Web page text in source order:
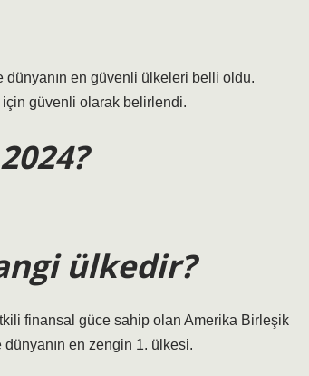
dünyanın en güvenli ülkeleri belli oldu.
için güvenli olarak belirlendi.
ülkedir?
finansal güce sahip olan Amerika Birleşik
en zengin 1. ülkesi.